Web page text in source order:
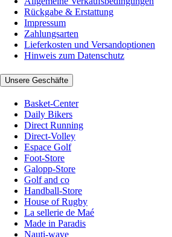
Rückgabe & Erstattung
Impressum
Zahlungsarten
Lieferkosten und Versandoptionen
Hinweis zum Datenschutz
Unsere Geschäfte
Basket-Center
Daily Bikers
Direct Running
Direct-Volley
Espace Golf
Foot-Store
Galopp-Store
Golf and co
Handball-Store
House of Rugby
La sellerie de Maé
Made in Paradis
Nauti-wave